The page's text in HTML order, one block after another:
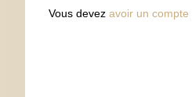
Vous devez avoir un compte